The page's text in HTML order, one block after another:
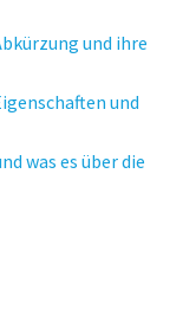
und ihre
und
was es über die